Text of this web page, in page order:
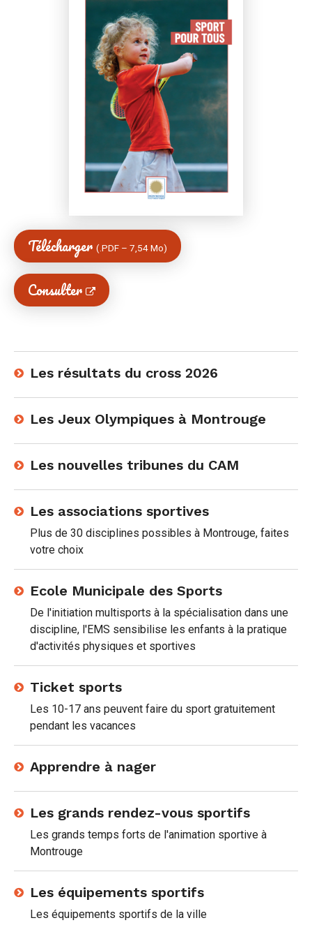
Télécharger (PDF – 7,54 Mo)
Consulter
Les résultats du cross 2026
Les Jeux Olympiques à Montrouge
Les nouvelles tribunes du CAM
Les associations sportives
Plus de 30 disciplines possibles à Montrouge, faites
votre choix
Ecole Municipale des Sports
De l'initiation multisports à la spécialisation dans une
discipline, l'EMS sensibilise les enfants à la pratique
d'activités physiques et sportives
Ticket sports
Les 10-17 ans peuvent faire du sport gratuitement
pendant les vacances
Apprendre à nager
Les grands rendez-vous sportifs
Les grands temps forts de l'animation sportive à
Montrouge
Les équipements sportifs
Les équipements sportifs de la ville